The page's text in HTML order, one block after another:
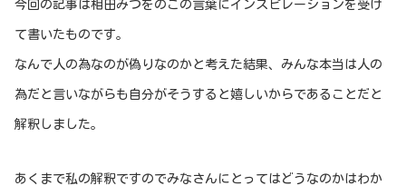
今回の記事は相田みつをのこの言葉にインスピレーションを受け
て書いたものです。
なんで人の為なのが偽りなのかと考えた結果、みんな本当は人の
為だと言いながらも自分がそうすると嬉しいからであることだと
解釈しました。
あくまで私の解釈ですのでみなさんにとってはどうなのかはわか